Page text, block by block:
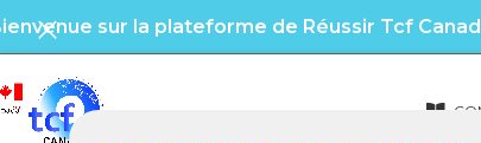
sur la plateforme de Réussir Tcf